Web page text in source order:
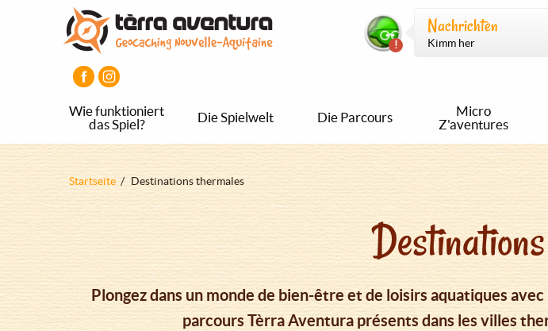
Nachrichten
Kimm her
Wie funktioniert
das Spiel?
Die Spielwelt Die Parcours
Micro
Z'aventures
Pfadnavigation
Startseite Destinations thermales
Plongez dans un monde de bien-être et de loisirs aquatiques
parcours Tèrra Aventura présents dans les villes